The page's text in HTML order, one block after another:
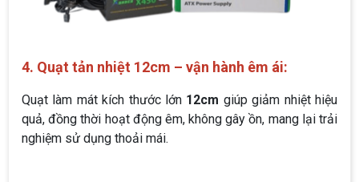
4. Quạt tản nhiệt 12cm – vận hành êm ái:
Quạt làm mát kích thước lớn 12cm giúp giảm nhiệt hiệu
quả, đồng thời hoạt động êm, không gây ồn, mang lại trải
nghiệm sử dụng thoải mái.